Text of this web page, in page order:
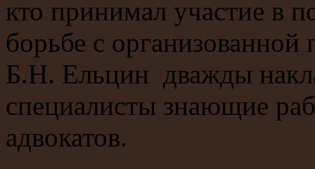
кто принимал участие в
борьбе с
Б.Н. Ельцин дважды
специалисты знающие
адвокатов.